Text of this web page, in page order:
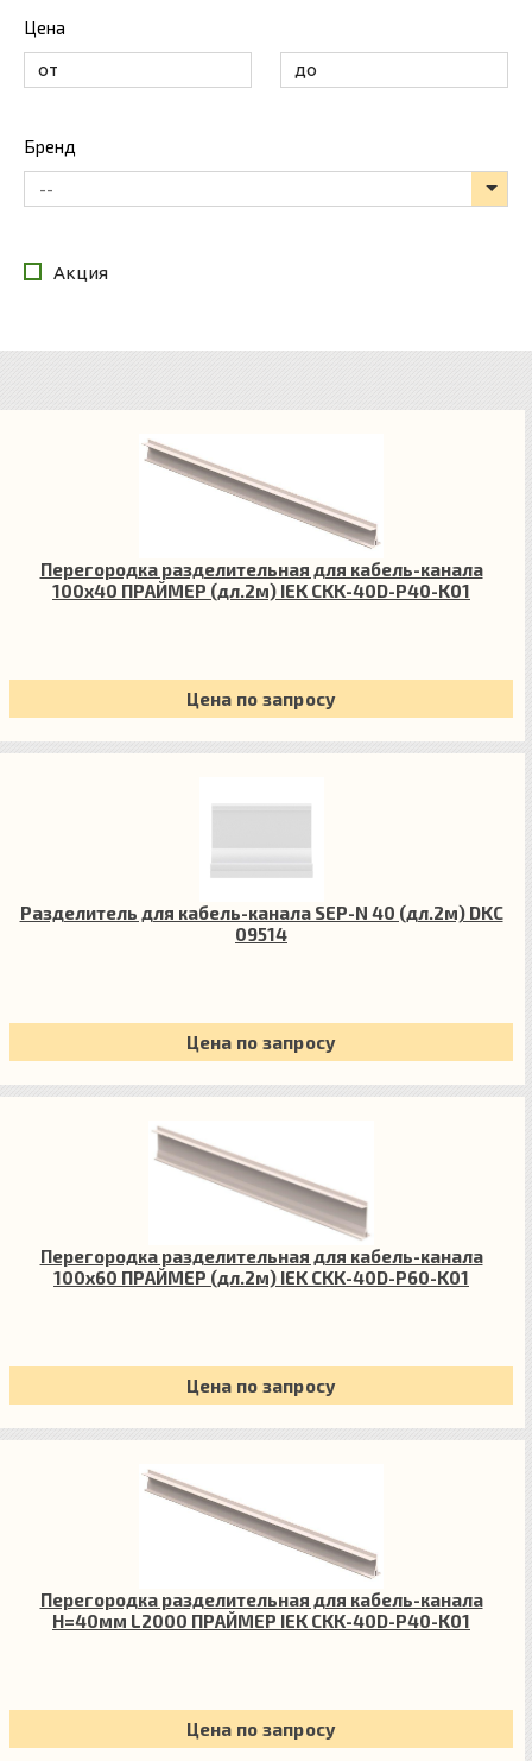
Цена
Бренд
--
Акция
Перегородка разделительная для кабель-канала
100х40 ПРАЙМЕР (дл.2м) IEK CKK-40D-P40-K01
Цена по запросу
Разделитель для кабель-канала SEP-N 40 (дл.2м) DKC
09514
Цена по запросу
Перегородка разделительная для кабель-канала
100х60 ПРАЙМЕР (дл.2м) IEK CKK-40D-P60-K01
Цена по запросу
Перегородка разделительная для кабель-канала
H=40мм L2000 ПРАЙМЕР IEK CKK-40D-P40-K01
Цена по запросу